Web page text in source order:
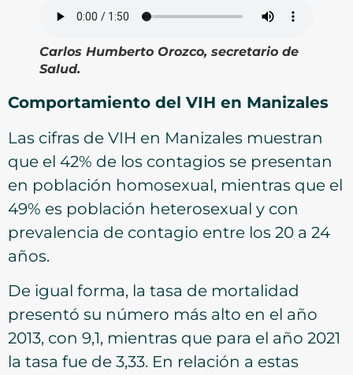
Carlos Humberto Orozco, secretario de
Salud.
Comportamiento del VIH en Manizales
Las cifras de VIH en Manizales muestran
que el 42% de los contagios se presentan
en población homosexual, mientras que el
49% es población heterosexual y con
prevalencia de contagio entre los 20 a 24
años.
De igual forma, la tasa de mortalidad
presentó su número más alto en el año
2013, con 9,1, mientras que para el año 2021
la tasa fue de 3,33. En relación a estas